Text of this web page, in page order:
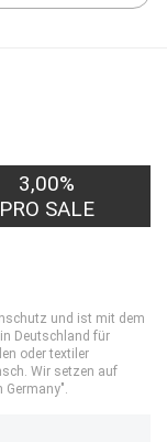
3,00%
PRO SALE
und ist mit dem
Deutschland für
oder textiler
Wir setzen auf
Germany".